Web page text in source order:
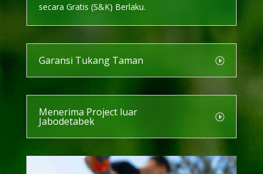
secara Gratis (S&K) Berlaku.
Garansi Tukang Taman
Menerima Project luar
Jabodetabek